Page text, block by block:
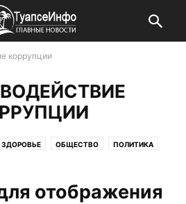
коррупции
ЗДОРОВЬЕ ОБЩЕСТВО ПОЛИТИКА
отображения